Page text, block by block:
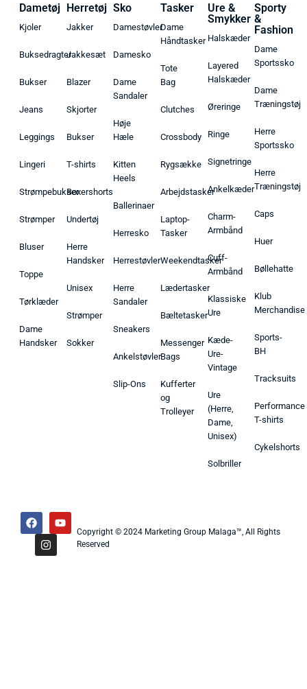
Dametøj
Kjoler
Buksedragter
Bukser
Jeans
Leggings
Lingeri
Strømpebukser
Strømper
Bluser
Toppe
Tørklæder
Dame
Handsker
Herretøj
Jakker
Jakkesæt
Blazer
Skjorter
Bukser
T-shirts
Boxershorts
Undertøj
Herre
Handsker
Unisex
Strømper
Sokker
Sko
Damestøvler
Damesko
Dame
Sandaler
Høje
Hæle
Kitten
Heels
Ballerinaer
Herresko
Herrestøvler
Herre
Sandaler
Sneakers
Ankelstøvler
Slip-Ons
Tasker
Dame
Håndtasker
Tote
Bag
Clutches
Crossbody
Rygsække
Arbejdstasker
Laptop-
Tasker
Weekendtasker
Lædertasker
Bæltetasker
Messenger
Bags
Kufferter
og
Trolleyer
Ure &
Smykker
Halskæder
Layered
Halskæder
Øreringe
Ringe
Signetringe
Ankelkæder
Charm-
Armbånd
Cuff-
Armbånd
Klassiske
Ure
Kæde-
Ure-
Vintage
Ure
(Herre,
Dame,
Unisex)
Solbriller
Sporty
&
Fashion
Dame
Sportssko
Dame
Træningstøj
Herre
Sportssko
Herre
Træningstøj
Caps
Huer
Bøllehatte
Klub
Merchandise
Sports-
BH
Tracksuits
Performance
T-shirts
Cykelshorts
Copyright © 2024 Marketing Group Malaga™, All Rights
Reserved